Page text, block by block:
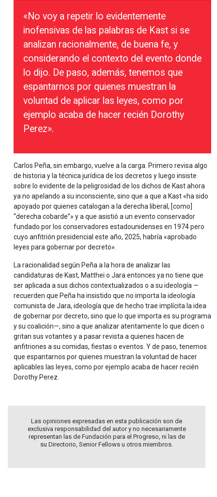
«No voy a repetir lo evidentemente
inofensivas de las palabras de Kast si se
analizan racionalmente, de buena fe, y
considerando el contexto del evento donde
lo dijo. De paso, además, tenemos que
espantarnos por quienes muestran la
voluntad de aplicar las leyes, como por
ejemplo acaba de hacer recién Dorothy
Perez».
Carlos Peña, sin embargo, vuelve a la carga. Primero revisa algo
de historia y la técnica jurídica de los decretos y luego insiste
sobre lo evidente de la peligrosidad de los dichos de Kast ahora
ya no apelando a su inconsciente, sino que a que a Kast «ha sido
apoyado por quienes catalogan a la derecha liberal, [como]
“derecha cobarde”» y a que asistió a un evento conservador
fundado por los conservadores estadounidenses en 1974 pero
cuyo anfitrión presidencial este año, 2025, habría «aprobado
leyes para gobernar por decreto».
La racionalidad según Peña a la hora de analizar las
candidaturas de Kast, Matthei o Jara entonces ya no tiene que
ser aplicada a sus dichos contextualizados o a su ideología —
recuerden que Peña ha insistido que no importa la ideología
comunista de Jara, ideología que de hecho trae implícita la idea
de gobernar por decreto, sino que lo que importa es su programa
y su coalición—, sino a que analizar atentamente lo que dicen o
gritan sus votantes y a pasar revista a quienes hacen de
anfitriones a su comidas, fiestas o eventos. Y de paso, tenemos
que espantarnos por quienes muestran la voluntad de hacer
aplicables las leyes, como por ejemplo acaba de hacer recién
Dorothy Perez.
Las opiniones expresadas en esta publicación son de
exclusiva responsabilidad del autor y no necesariamente
representan las de Fundación para el Progreso, ni las de
su Directorio, Senior Fellows u otros miembros.